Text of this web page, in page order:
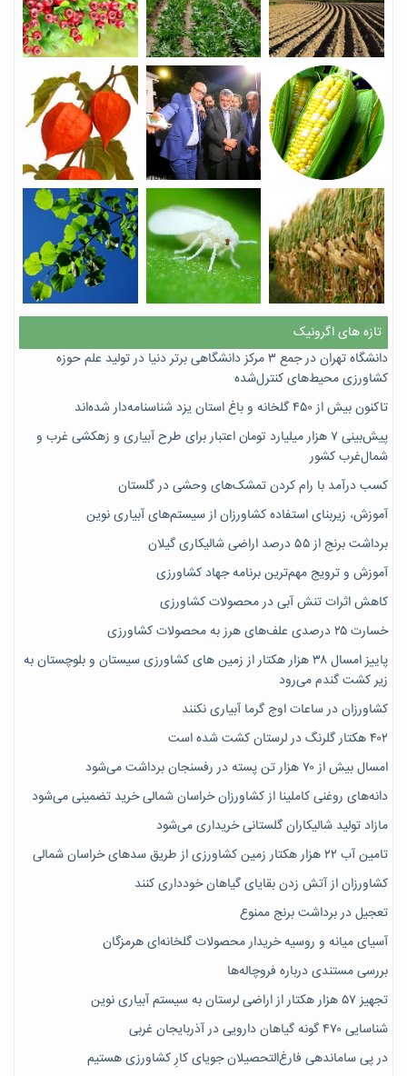
تازه های اگرونیک
دانشگاه تهران در جمع ۳ مرکز دانشگاهی برتر دنیا در تولید علم حوزه
کشاورزی محیط‌های کنترل‌شده
تاکنون بیش از ۴۵۰ گلخانه و باغ استان یزد شناسنامه‌دار شده‌اند
پیش‌بینی ۷‌ هزار میلیارد تومان اعتبار برای طرح آبیاری و زهکشی غرب و
شمال‌غرب کشور
کسب درآمد با رام کردن تمشک‌های وحشی در گلستان
آموزش، زیربنای استفاده کشاورزان از سیستم‌های آبیاری نوین
برداشت برنج از ۵۵ درصد اراضی شالیکاری گیلان
آموزش و ترویج مهم‌ترین برنامه جهاد کشاورزی
کاهش اثرات تنش آبی در محصولات کشاورزی
خسارت ۲۵ درصدی علف‌های هرز به محصولات کشاورزی
پاییز امسال ۳۸ هزار هکتار از زمین های کشاورزی سیستان و بلوچستان به
زیر کشت گندم می‌رود
کشاورزان در ساعات اوج گرما آبیاری نکنند
۴۰۲ هکتار گلرنگ در لرستان کشت شده است
امسال بیش از ۷۰ هزار تن پسته در رفسنجان برداشت می‌شود
دانه‌های روغنی کاملینا از کشاورزان خراسان شمالی خرید تضمینی می‌شود
مازاد تولید شالیکاران گلستانی خریداری می‌شود
تامین آب ۲۲ هزار هکتار زمین کشاورزی از طریق سدهای خراسان شمالی
کشاورزان از آتش زدن بقایای گیاهان خودداری کنند
تعجیل در برداشت برنج ممنوع
آسیای میانه و روسیه خریدار محصولات گلخانه‌ای هرمزگان
بررسی مستندی درباره فروچاله‌ها
تجهیز ۵۷ هزار هکتار از اراضی لرستان به سیستم آبیاری نوین
شناسایی ۴۷٠ گونه گیاهان دارویی در آذربایجان غربی
در پی ساماندهی فارغ‌التحصیلان جویای کارِ کشاورزی هستیم